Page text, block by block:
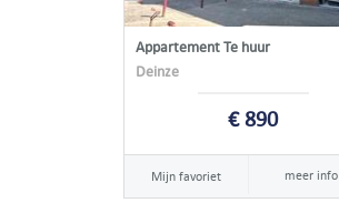
Appartement Te huur
Deinze
€ 890
Mijn favoriet meer info